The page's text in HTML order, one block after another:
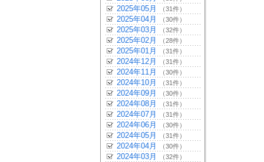
2025年05月 （31件）
2025年04月 （30件）
2025年03月 （32件）
2025年02月 （28件）
2025年01月 （31件）
2024年12月 （31件）
2024年11月 （30件）
2024年10月 （31件）
2024年09月 （30件）
2024年08月 （31件）
2024年07月 （31件）
2024年06月 （30件）
2024年05月 （31件）
2024年04月 （30件）
2024年03月 （32件）